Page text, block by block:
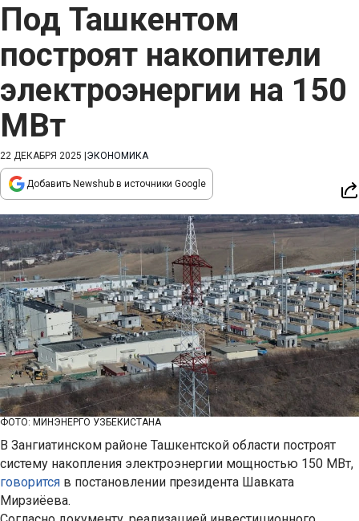
Под Ташкентом
построят накопители
электроэнергии на 150
МВт
22 ДЕКАБРЯ 2025 ЭКОНОМИКА
Добавить Newshub в источники Google
ФОТО: МИНЭНЕРГО УЗБЕКИСТАНА
В Зангиатинском районе Ташкентской области построят
систему накопления электроэнергии мощностью 150 МВт,
говорится в постановлении президента Шавката
Мирзиёева.